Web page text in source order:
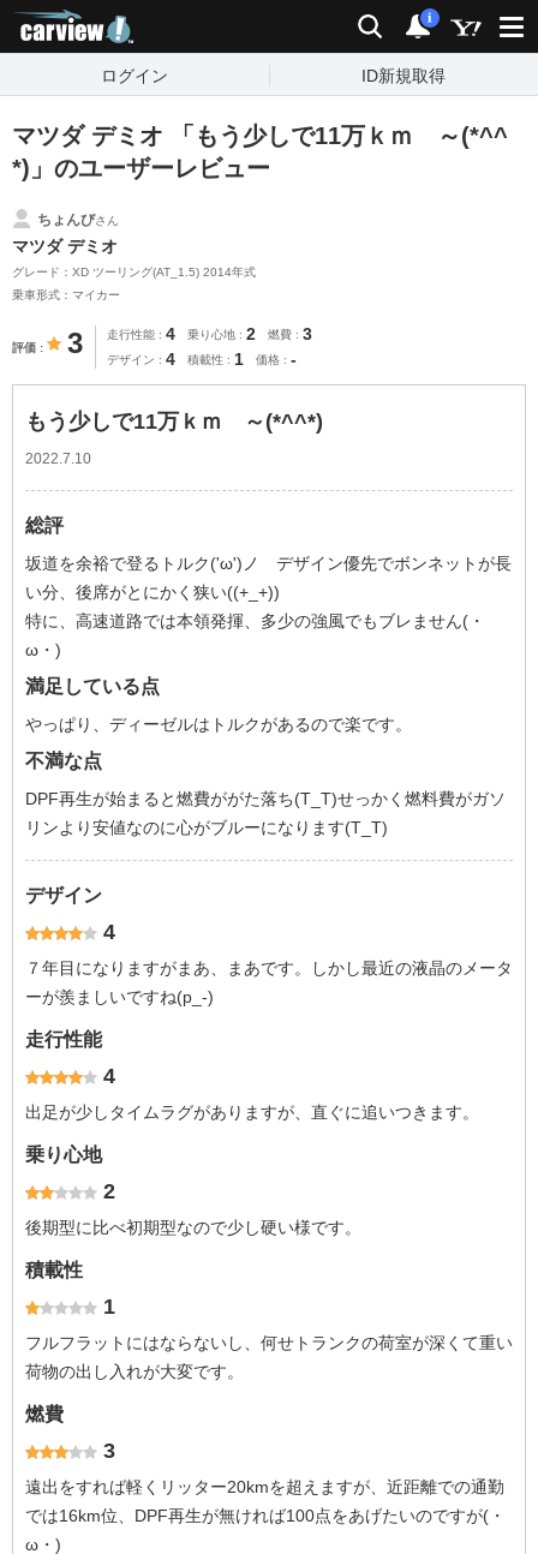
検索 通知
i
ログイン ID新規取得
マツダ デミオ 「もう少しで11万ｋｍ ～(*^^
*)」のユーザーレビュー
ちょんびさん
マツダ デミオ
グレード：XD ツーリング(AT_1.5) 2014年式
乗車形式：マイカー
評価 3 走行性能 4 乗り心地 2 燃費 3
デザイン 4 積載性 1 価格 -
もう少しで11万ｋｍ ～(*^^*)
2022.7.10
総評
坂道を余裕で登るトルク('ω')ノ デザイン優先でボンネットが長
い分、後席がとにかく狭い((+_+))
特に、高速道路では本領発揮、多少の強風でもブレません(・
ω・)
満足している点
やっぱり、ディーゼルはトルクがあるので楽です。
不満な点
DPF再生が始まると燃費ががた落ち(T_T)せっかく燃料費がガソ
リンより安値なのに心がブルーになります(T_T)
デザイン
4
７年目になりますがまあ、まあです。しかし最近の液晶のメータ
ーが羨ましいですね(p_-)
走行性能
4
出足が少しタイムラグがありますが、直ぐに追いつきます。
乗り心地
2
後期型に比べ初期型なので少し硬い様です。
積載性
1
フルフラットにはならないし、何せトランクの荷室が深くて重い
荷物の出し入れが大変です。
燃費
3
遠出をすれば軽くリッター20kmを超えますが、近距離での通勤
では16km位、DPF再生が無ければ100点をあげたいのですが(・
ω・)